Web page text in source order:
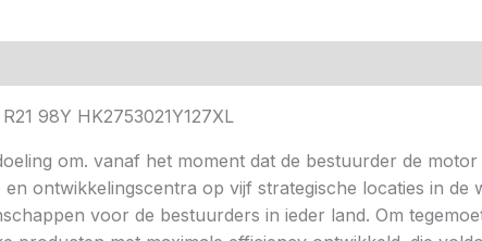
98Y HK2753021Y127XL
om. vanaf het moment dat de bestuurder de
ontwikkelingscentra op vijf strategische locaties in
voor de bestuurders in ieder land. Om